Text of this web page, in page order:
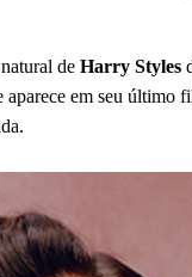
de Harry Styles
em seu último